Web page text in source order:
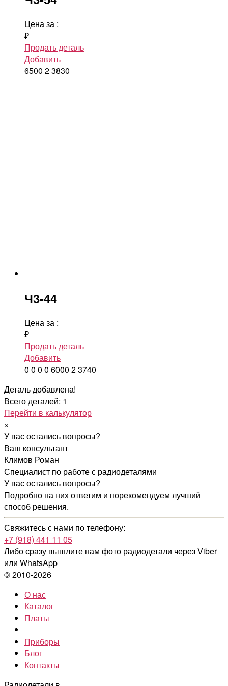
Цена за :
₽
Продать деталь
Добавить
6500 23830
Ч3-44
Цена за :
₽
Продать деталь
Добавить
0 0 0 0 6000 23740
Деталь добавлена!
Всего деталей: 1
Перейти в калькулятор
×
У вас остались вопросы?
Ваш консультант
Климов Роман
Специалист по работе с радиодеталями
У вас остались вопросы?
Подробно на них ответим и порекомендуем лучший
способ решения.
Свяжитесь с нами по телефону:
+7 (918) 441 11 05
Либо сразу вышлите нам фото радиодетали через Viber
или WhatsApp
© 2010-2026
О нас
Каталог
Платы
Приборы
Блог
Контакты